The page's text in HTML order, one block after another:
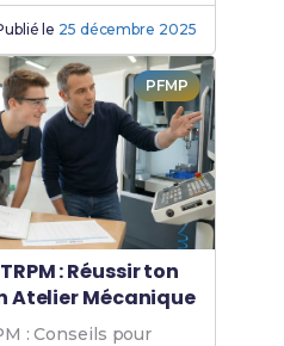
le 25 décembre 2025
PFMP
: Réussir ton
Atelier Mécanique
: Conseils pour